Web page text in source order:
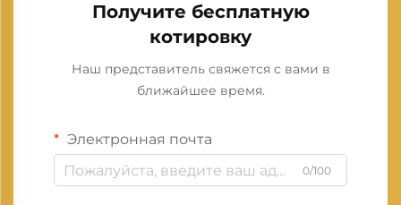
Получите бесплатную
котировку
Наш представитель свяжется с вами в
ближайшее время.
Электронная почта
0/100